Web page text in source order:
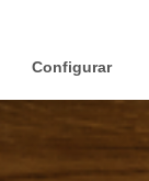
Configurar